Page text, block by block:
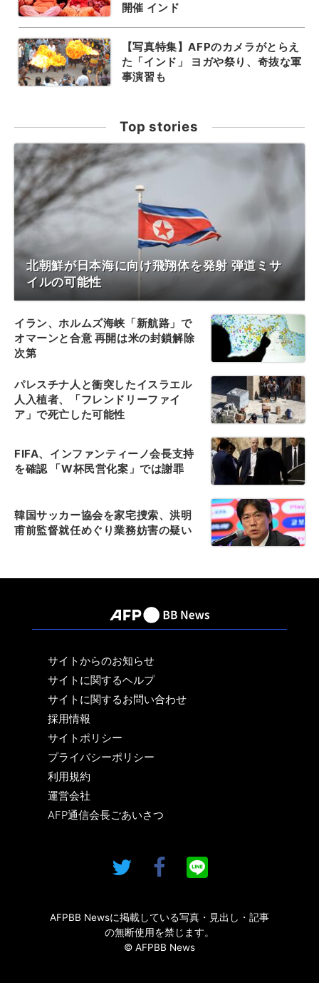
開催 インド
【写真特集】AFPのカメラがとらえ
た「インド」 ヨガや祭り、奇抜な軍
事演習も
Top stories
北朝鮮が日本海に向け飛翔体を発射 弾道ミサ
イルの可能性
イラン、ホルムズ海峡「新航路」で
オマーンと合意 再開は米の封鎖解除
次第
パレスチナ人と衝突したイスラエル
人入植者、「フレンドリーファイ
ア」で死亡した可能性
FIFA、インファンティーノ会長支持
を確認 「W杯民営化案」では謝罪
韓国サッカー協会を家宅捜索、洪明
甫前監督就任めぐり業務妨害の疑い
サイトからのお知らせ
サイトに関するヘルプ
サイトに関するお問い合わせ
採用情報
サイトポリシー
プライバシーポリシー
利用規約
運営会社
AFP通信会長ごあいさつ
AFPBB Newsに掲載している写真・見出し・記事
の無断使用を禁じます。
© AFPBB News